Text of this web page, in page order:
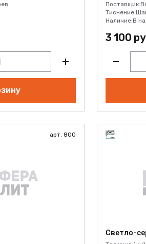
Поставщик:
Тиснение:
Наличие:В
3 100
арт. 800
Светло-